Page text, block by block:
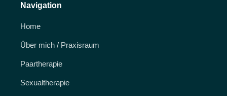
Navigation
Home
Über mich / Praxisraum
Paartherapie
Sexualtherapie